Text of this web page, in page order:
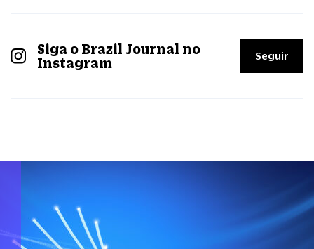
Siga o Brazil Journal no
Instagram
Seguir